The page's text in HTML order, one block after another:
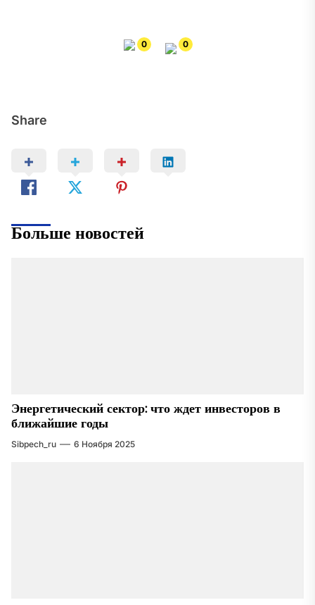
Share
0 0
Больше новостей
Энергетический сектор: что ждет инвесторов в
ближайшие годы
Sibpech_ru 6 Ноября 2025